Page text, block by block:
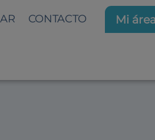
CONTACTO Mi área